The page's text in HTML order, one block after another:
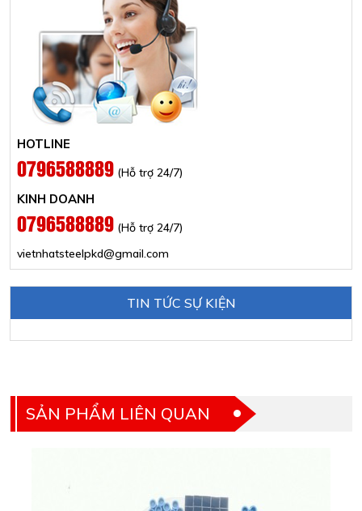
HOTLINE
0796588889 (Hỗ trợ 24/7)
KINH DOANH
0796588889 (Hỗ trợ 24/7)
vietnhatsteelpkd@gmail.com
TIN TỨC SỰ KIỆN
SẢN PHẨM LIÊN QUAN